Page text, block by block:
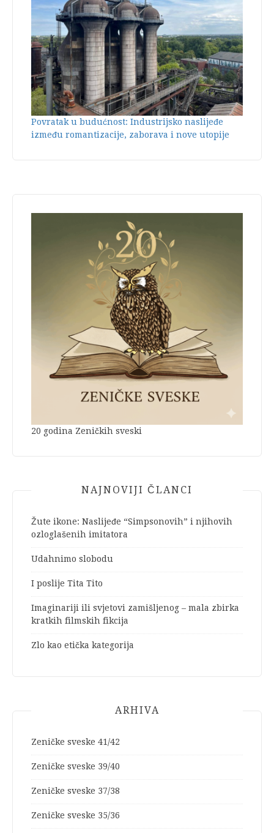
Povratak u budućnost: Industrijsko naslijeđe
između romantizacije, zaborava i nove utopije
20 godina Zeničkih sveski
NAJNOVIJI ČLANCI
Žute ikone: Naslijeđe “Simpsonovih” i njihovih
ozloglašenih imitatora
Udahnimo slobodu
I poslije Tita Tito
Imaginariji ili svjetovi zamišljenog – mala zbirka
kratkih filmskih fikcija
Zlo kao etička kategorija
ARHIVA
Zeničke sveske 41/42
Zeničke sveske 39/40
Zeničke sveske 37/38
Zeničke sveske 35/36